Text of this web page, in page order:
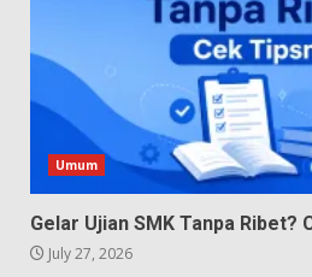
Umum
Gelar Ujian SMK Tanpa Ribet?
July 27, 2026